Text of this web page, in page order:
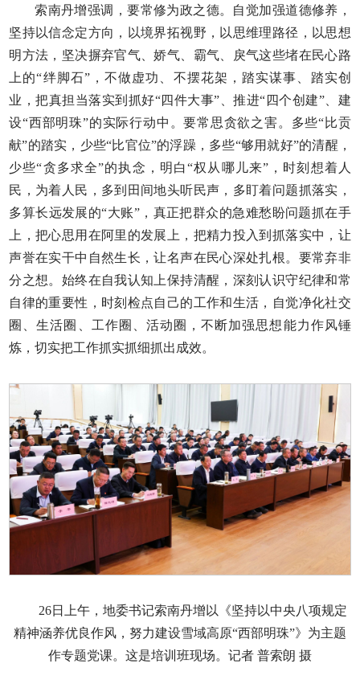
索南丹增强调，要常修为政之德。自觉加强道德修养，
坚持以信念定方向，以境界拓视野，以思维理路径，以思想
明方法，坚决摒弃官气、娇气、霸气、戾气这些堵在民心路
上的“绊脚石”，不做虚功、不摆花架，踏实谋事、踏实创
业，把真担当落实到抓好“四件大事”、推进“四个创建”、建
设“西部明珠”的实际行动中。要常思贪欲之害。多些“比贡
献”的踏实，少些“比官位”的浮躁，多些“够用就好”的清醒，
少些“贪多求全”的执念，明白“权从哪儿来”，时刻想着人
民，为着人民，多到田间地头听民声，多盯着问题抓落实，
多算长远发展的“大账”，真正把群众的急难愁盼问题抓在手
上，把心思用在阿里的发展上，把精力投入到抓落实中，让
声誉在实干中自然生长，让名声在民心深处扎根。要常弃非
分之想。始终在自我认知上保持清醒，深刻认识守纪律和常
自律的重要性，时刻检点自己的工作和生活，自觉净化社交
圈、生活圈、工作圈、活动圈，不断加强思想能力作风锤
炼，切实把工作抓实抓细抓出成效。
26日上午，地委书记索南丹增以《坚持以中央八项规定
精神涵养优良作风，努力建设雪域高原“西部明珠”》为主题
作专题党课。这是培训班现场。记者 普索朗 摄